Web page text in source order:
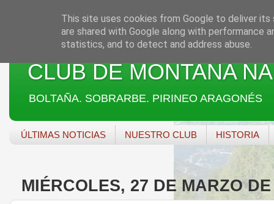
CLUB DE MONTAÑA
BOLTAÑA. SOBRARBE. PIRINEO ARAGONÉS
ÚLTIMAS NOTICIAS NUESTRO CLUB HISTORIA
MIÉRCOLES, 27 DE MARZO
This site uses cookies from Google to deliver
are shared with Google along with performance
statistics, and to detect and address abuse.